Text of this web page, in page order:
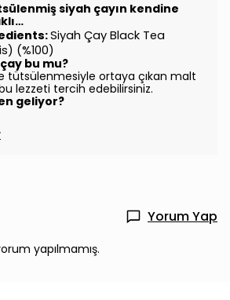
siyah çayın kendine
Siyah Çay Black Tea
(%100)
bu mu?
tütsülenmesiyle ortaya çıkan malt
lezzeti tercih edebilirsiniz.
geliyor?
Yorum Yap
yapılmamış.